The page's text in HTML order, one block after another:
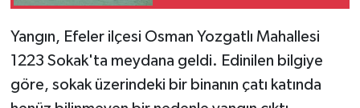
Yangın, Efeler ilçesi Osman Yozgatlı Mahallesi
1223 Sokak'ta meydana geldi. Edinilen bilgiye
göre, sokak üzerindeki bir binanın çatı katında